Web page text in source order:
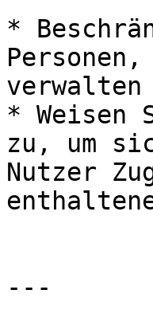
*
verwalten
*
zu, um
Nutzer
---